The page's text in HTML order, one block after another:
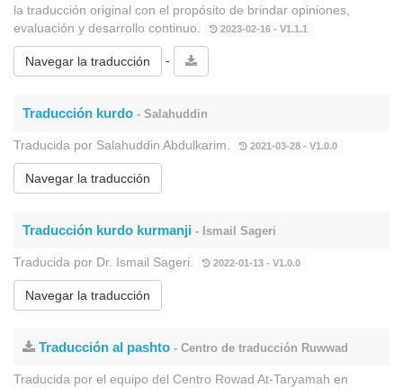
la traducción original con el propósito de brindar opiniones,
evaluación y desarrollo continuo.
2023-02-16 - V1.1.1
Navegar la traducción -
Traducción kurdo - Salahuddin
Traducida por Salahuddin Abdulkarim. 2021-03-28 - V1.0.0
Navegar la traducción
Traducción kurdo kurmanji - Ismail Sageri
Traducida por Dr. Ismail Sageri. 2022-01-13 - V1.0.0
Navegar la traducción
Traducción al pashto - Centro de traducción Ruwwad
Traducida por el equipo del Centro Rowad At-Taryamah en